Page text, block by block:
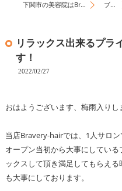
下関市の美容院はBravery-hair ブログ
リラックス出来るプラ
す！
2022/02/27
おはようございます、梅雨入りし
当店Bravery-hairでは、1人サロン
オープン当初から大事にしてい
ックスして頂き満足してもらえ
も大事にしております。